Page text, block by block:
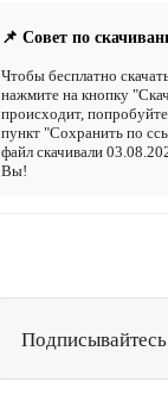
📌 Совет по
Чтобы бесплатно
нажмите на кнопку
происходит,
пункт "Сохранить по
файл скачивали
Вы!